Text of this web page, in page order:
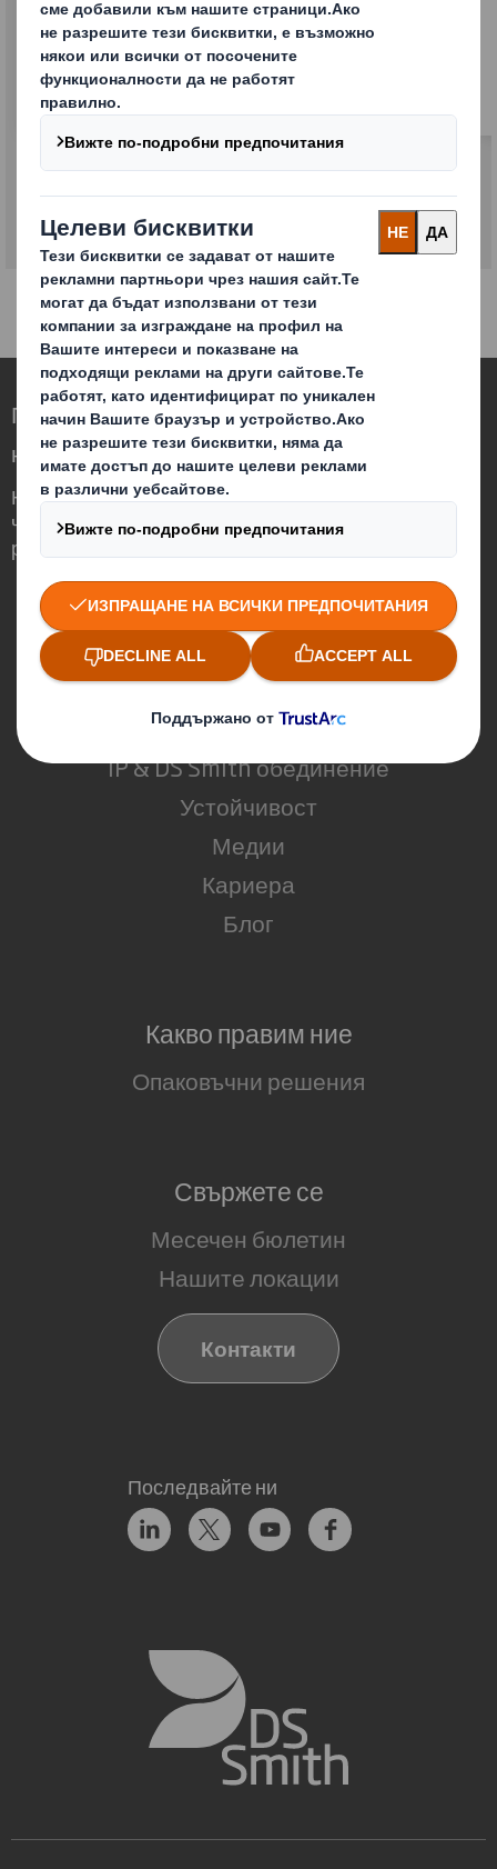
Набор от различни продукти, които
предотвратяват движението на стоката в
опаковката и повреждането ѝ по време на
транспортиране, складиране и обработка.
Преоткриваме опаковките на по-високо
ниво в един променящ се свят
Ние сме различни, защото осъзнаваме,
че опаковките могат да играят важна
роля в света около нас.
Кои сме ние
За DS Smith
За International Paper
IP & DS Smith обединение
Устойчивост
Медии
Кариера
Блог
Какво правим ние
Опаковъчни решения
Свържете се
Месечен бюлетин
Нашите локации
Контакти
Последвайте ни